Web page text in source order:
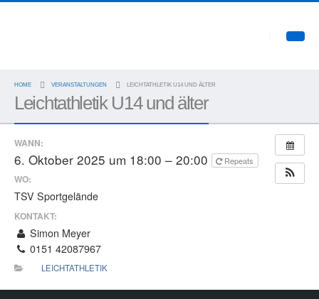
HOME VERANSTALTUNGEN LEICHTATHLETIK U14 UND ÄLTER
Leichtathletik U14 und älter
WANN:
6. Oktober 2025 um 18:00 – 20:00 Repeats
WO:
TSV Sportgelände
KONTAKT:
Simon Meyer
0151 42087967
LEICHTATHLETIK